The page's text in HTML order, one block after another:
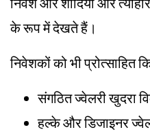
के रूप में देखते हैं।
निवेशकों को भी प्रोत्साहित
संगठित ज्वेलरी खुदरा
हल्के और डिजाइनर